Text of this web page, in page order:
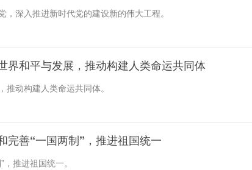
深入推进新时代党的建设新的伟大工程。
界和平与发展，推动构建人类命运共同体
动构建人类命运共同体。
完善“一国两制”，推进祖国统一
推进祖国统一。